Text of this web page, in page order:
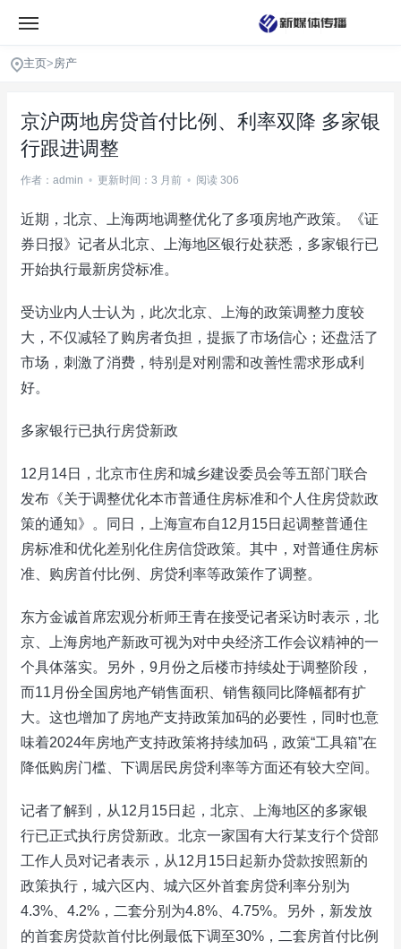
主页>房产
京沪两地房贷首付比例、利率双降 多家银
行跟进调整
作者：admin • 更新时间：3 月前 • 阅读 306
近期，北京、上海两地调整优化了多项房地产政策。《证
券日报》记者从北京、上海地区银行处获悉，多家银行已
开始执行最新房贷标准。
受访业内人士认为，此次北京、上海的政策调整力度较
大，不仅减轻了购房者负担，提振了市场信心；还盘活了
市场，刺激了消费，特别是对刚需和改善性需求形成利
好。
多家银行已执行房贷新政
12月14日，北京市住房和城乡建设委员会等五部门联合
发布《关于调整优化本市普通住房标准和个人住房贷款政
策的通知》。同日，上海宣布自12月15日起调整普通住
房标准和优化差别化住房信贷政策。其中，对普通住房标
准、购房首付比例、房贷利率等政策作了调整。
东方金诚首席宏观分析师王青在接受记者采访时表示，北
京、上海房地产新政可视为对中央经济工作会议精神的一
个具体落实。另外，9月份之后楼市持续处于调整阶段，
而11月份全国房地产销售面积、销售额同比降幅都有扩
大。这也增加了房地产支持政策加码的必要性，同时也意
味着2024年房地产支持政策将持续加码，政策“工具箱”在
降低购房门槛、下调居民房贷利率等方面还有较大空间。
记者了解到，从12月15日起，北京、上海地区的多家银
行已正式执行房贷新政。北京一家国有大行某支行个贷部
工作人员对记者表示，从12月15日起新办贷款按照新的
政策执行，城六区内、城六区外首套房贷利率分别为
4.3%、4.2%，二套分别为4.8%、4.75%。另外，新发放
的首套房贷款首付比例最低下调至30%，二套房首付比例